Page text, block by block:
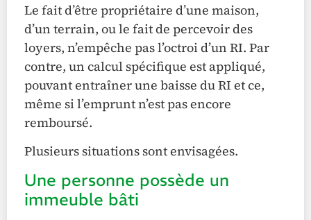
Le fait d’être propriétaire d’une maison,
d’un terrain, ou le fait de percevoir des
loyers, n’empêche pas l’octroi d’un RI. Par
contre, un calcul spécifique est appliqué,
pouvant entraîner une baisse du RI et ce,
même si l’emprunt n’est pas encore
remboursé.
Plusieurs situations sont envisagées.
Une personne possède un
immeuble bâti